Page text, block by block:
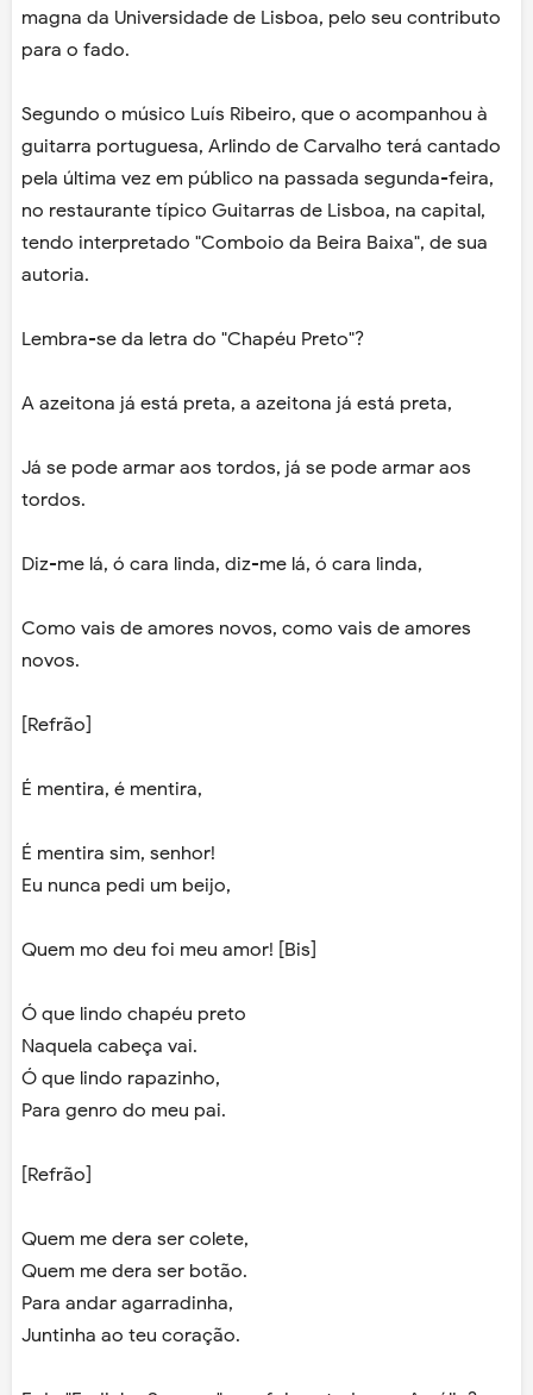
magna da Universidade de Lisboa, pelo seu contributo
para o fado.
Segundo o músico Luís Ribeiro, que o acompanhou à
guitarra portuguesa, Arlindo de Carvalho terá cantado
pela última vez em público na passada segunda-feira,
no restaurante típico Guitarras de Lisboa, na capital,
tendo interpretado "Comboio da Beira Baixa", de sua
autoria.
Lembra-se da letra do "Chapéu Preto"?
A azeitona já está preta, a azeitona já está preta,
Já se pode armar aos tordos, já se pode armar aos
tordos.
Diz-me lá, ó cara linda, diz-me lá, ó cara linda,
Como vais de amores novos, como vais de amores
novos.
[Refrão]
É mentira, é mentira,
É mentira sim, senhor!
Eu nunca pedi um beijo,
Quem mo deu foi meu amor! [Bis]
Ó que lindo chapéu preto
Naquela cabeça vai.
Ó que lindo rapazinho,
Para genro do meu pai.
[Refrão]
Quem me dera ser colete,
Quem me dera ser botão.
Para andar agarradinha,
Juntinha ao teu coração.